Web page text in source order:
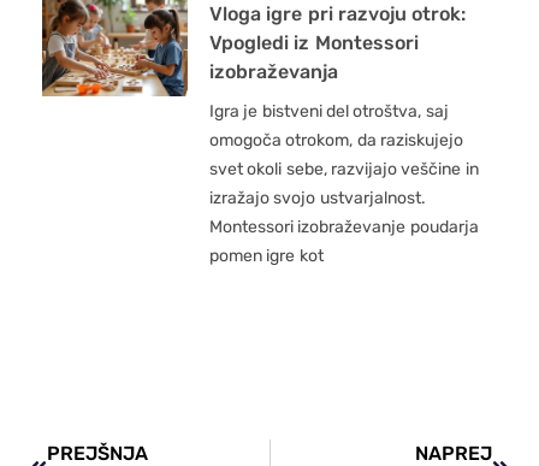
Vloga igre pri razvoju otrok:
Vpogledi iz Montessori
izobraževanja
Igra je bistveni del otroštva, saj
omogoča otrokom, da raziskujejo
svet okoli sebe, razvijajo veščine in
izražajo svojo ustvarjalnost.
Montessori izobraževanje poudarja
pomen igre kot
PREJŠNJA NAPREJ